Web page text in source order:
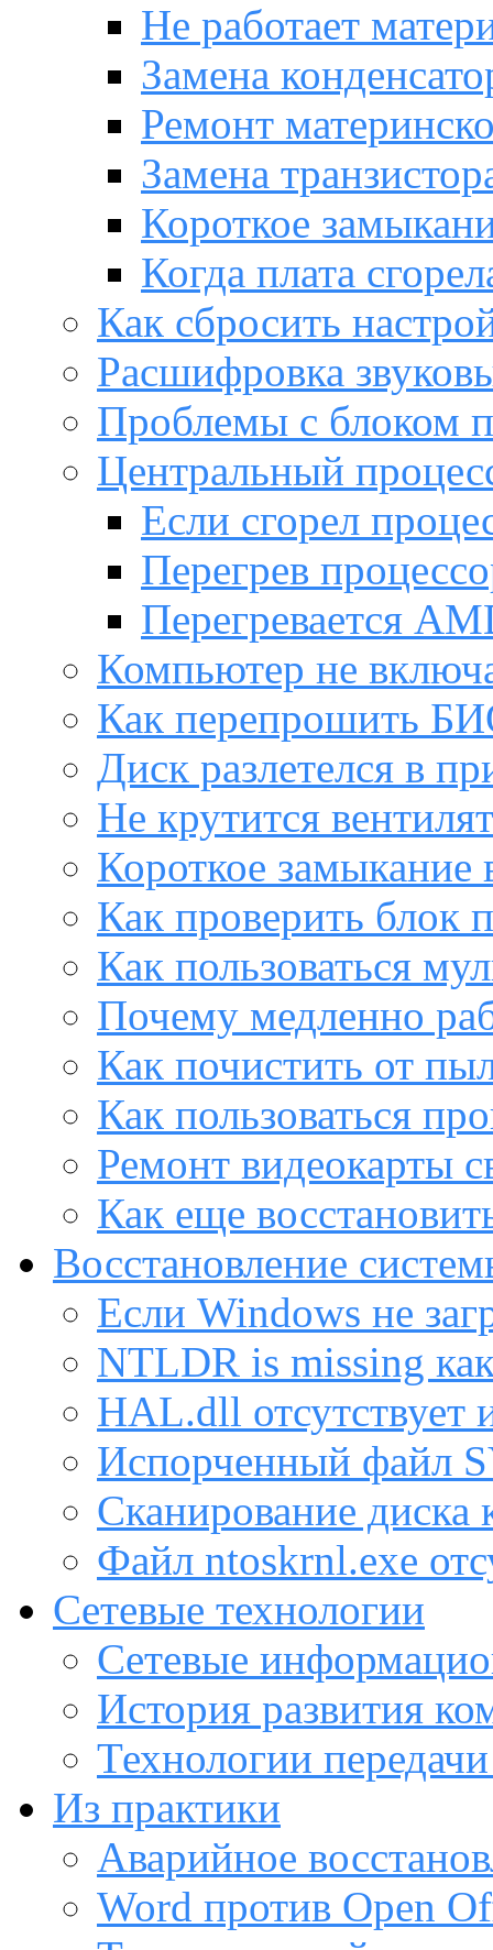
Не работает
Замена
Ремонт
Замена
Короткое
Когда плата
Как сбросить
Расшифровка
Проблемы с блоком
Центральный
Если сгорел
Перегрев
Перегревается
Компьютер не
Как перепрошить
Диск разлетелся в
Не крутится
Короткое замыкание
Как проверить блок
Как пользоваться
Почему медленно
Как почистить от
Как пользоваться
Ремонт видеокарты
Как еще
Восстановление
Если Windows не
NTLDR is missing
HAL.dll отсутствует
Испорченный файл
Сканирование
Файл ntoskrnl.exe
Сетевые технологии
Сетевые
История развития
Технологии
Из практики
Аварийное
Word против Open